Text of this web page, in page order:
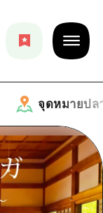
จุดหมายปล